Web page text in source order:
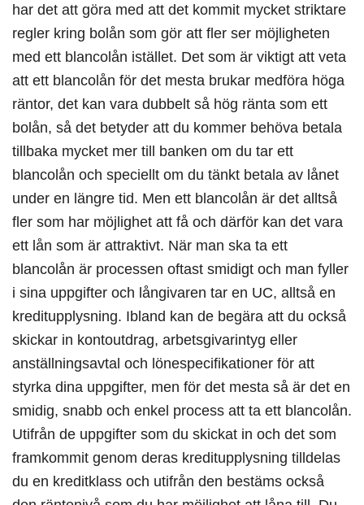
har det att göra med att det kommit mycket striktare
regler kring bolån som gör att fler ser möjligheten
med ett blancolån istället. Det som är viktigt att veta
att ett blancolån för det mesta brukar medföra höga
räntor, det kan vara dubbelt så hög ränta som ett
bolån, så det betyder att du kommer behöva betala
tillbaka mycket mer till banken om du tar ett
blancolån och speciellt om du tänkt betala av lånet
under en längre tid. Men ett blancolån är det alltså
fler som har möjlighet att få och därför kan det vara
ett lån som är attraktivt. När man ska ta ett
blancolån är processen oftast smidigt och man fyller
i sina uppgifter och långivaren tar en UC, alltså en
kreditupplysning. Ibland kan de begära att du också
skickar in kontoutdrag, arbetsgivarintyg eller
anställningsavtal och lönespecifikationer för att
styrka dina uppgifter, men för det mesta så är det en
smidig, snabb och enkel process att ta ett blancolån.
Utifrån de uppgifter som du skickat in och det som
framkommit genom deras kreditupplysning tilldelas
du en kreditklass och utifrån den bestäms också